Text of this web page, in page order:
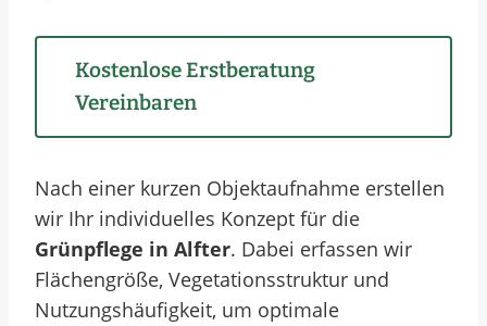
Kostenlose Erstberatung
Vereinbaren
Nach einer kurzen Objektaufnahme erstellen
wir Ihr individuelles Konzept für die
Grünpflege in Alfter. Dabei erfassen wir
Flächengröße, Vegetationsstruktur und
Nutzungshäufigkeit, um optimale